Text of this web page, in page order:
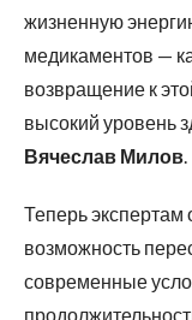
жизненную
медикаментов —
возвращение к
высокий уровень
Вячеслав Милов.
Теперь
возможность
современные